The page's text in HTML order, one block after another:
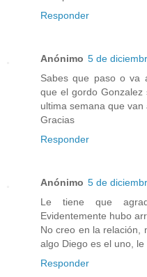
Responder
Anónimo 5 de
Sabes que paso o va
que el gordo
ultima semana que
Gracias
Responder
Anónimo 5 de
Le tiene que
Evidentemente hubo
No creo en la relación,
algo Diego es el uno,
Responder